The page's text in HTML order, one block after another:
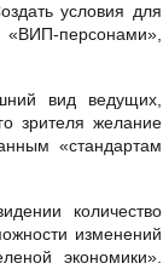
условия для
персонами»,
вид ведущих,
зрителя желание
«стандартам
количество
изменений
экономики».